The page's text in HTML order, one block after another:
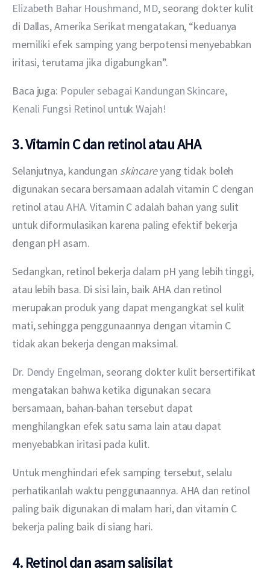
Elizabeth Bahar Houshmand, MD, seorang dokter kulit
di Dallas, Amerika Serikat mengatakan, “keduanya
memiliki efek samping yang berpotensi menyebabkan
iritasi, terutama jika digabungkan”.
Baca juga: Populer sebagai Kandungan Skincare,
Kenali Fungsi Retinol untuk Wajah!
3. Vitamin C dan retinol atau AHA
Selanjutnya, kandungan skincare yang tidak boleh
digunakan secara bersamaan adalah vitamin C dengan
retinol atau AHA. Vitamin C adalah bahan yang sulit
untuk diformulasikan karena paling efektif bekerja
dengan pH asam.
Sedangkan, retinol bekerja dalam pH yang lebih tinggi,
atau lebih basa. Di sisi lain, baik AHA dan retinol
merupakan produk yang dapat mengangkat sel kulit
mati, sehingga penggunaannya dengan vitamin C
tidak akan bekerja dengan maksimal.
Dr. Dendy Engelman, seorang dokter kulit bersertifikat
mengatakan bahwa ketika digunakan secara
bersamaan, bahan-bahan tersebut dapat
menghilangkan efek satu sama lain atau dapat
menyebabkan iritasi pada kulit.
Untuk menghindari efek samping tersebut, selalu
perhatikanlah waktu penggunaannya. AHA dan retinol
paling baik digunakan di malam hari, dan vitamin C
bekerja paling baik di siang hari.
4. Retinol dan asam salisilat